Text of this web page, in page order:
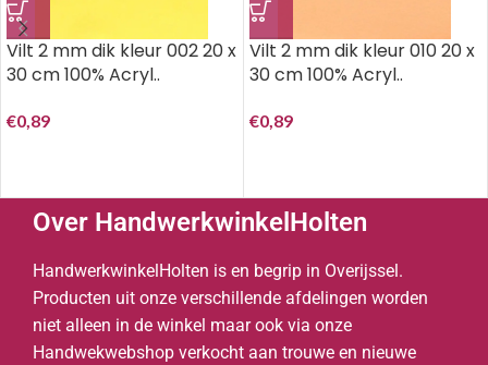
Vilt 2 mm dik kleur 002 20 x
30 cm 100% Acryl..
€0,89
Vilt 2 mm dik kleur 010 20 x
30 cm 100% Acryl..
€0,89
Over HandwerkwinkelHolten
HandwerkwinkelHolten is en begrip in Overijssel.
Producten uit onze verschillende afdelingen worden
niet alleen in de winkel maar ook via onze
Handwekwebshop verkocht aan trouwe en nieuwe